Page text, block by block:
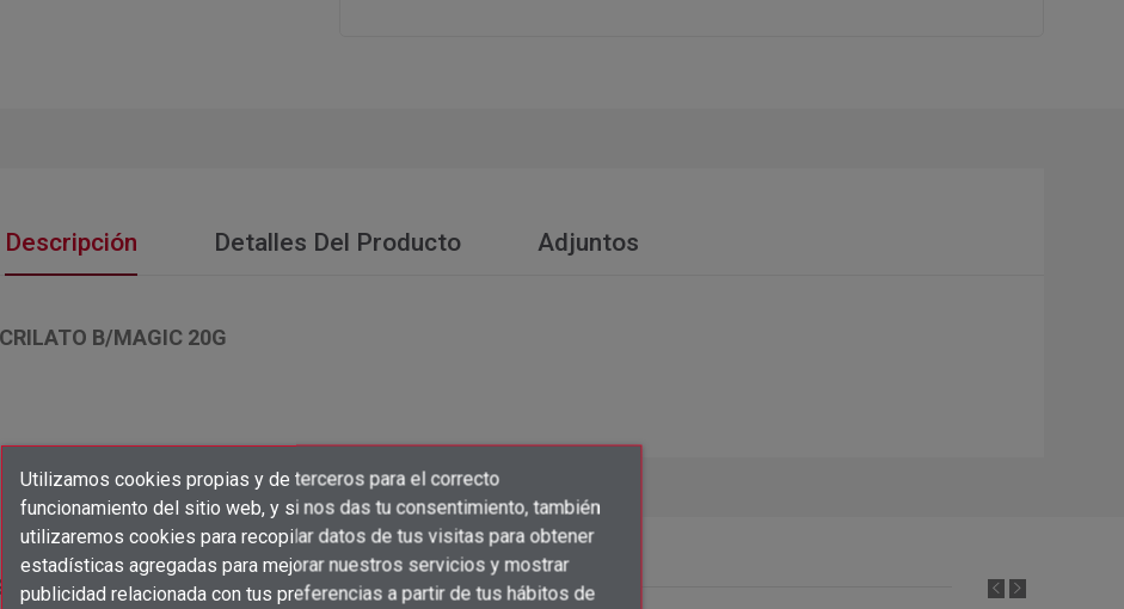
Añadir a la lista de deseos×
Crear lista de deseos ×
Nombre de la lista de deseos
Iniciar sesión ×
Debe iniciar sesión para guardar productos en su lista de deseos.
Utilizamos cookies propias y de terceros para el correcto
funcionamiento del sitio web, y si nos das tu consentimiento, también
utilizaremos cookies para recopilar datos de tus visitas para obtener
estadísticas agregadas para mejorar nuestros servicios y mostrar
publicidad relacionada con tus preferencias a partir de tus hábitos de
Descripción Detalles Del Producto Adjuntos
B/MAGIC 20G
categoría: